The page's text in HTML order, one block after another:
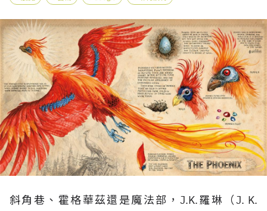
斜角巷、霍格華茲還是魔法部，J.K.羅琳（J. K.